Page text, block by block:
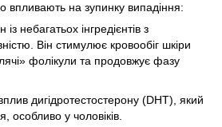
впливають на зупинку випадіння:
небагатьох інгредієнтів з
Він стимулює кровообіг шкіри
фолікули та продовжує фазу
дигідротестостерону (DHT), який
особливо у чоловіків.